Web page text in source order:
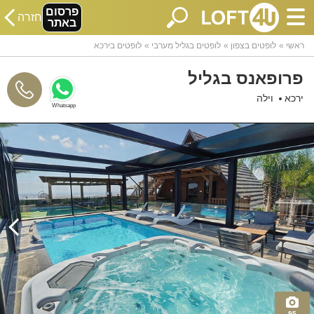
פרסום
באתר חזרה
ראשי לופטים בצפון לופטים בגליל מערבי לופטים בירכא
פרופאנס בגליל
ירכא וילה
Whatsapp